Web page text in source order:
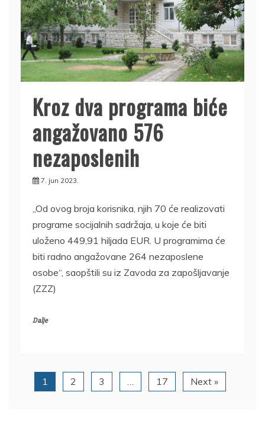
Kroz dva programa biće
angažovano 576
nezaposlenih
7. jun 2023.
„Od ovog broja korisnika, njih 70 će realizovati
programe socijalnih sadržaja, u koje će biti
uloženo 449,91 hiljada EUR. U programima će
biti radno angažovane 264 nezaposlene
osobe“, saopštili su iz Zavoda za zapošljavanje
(ZZZ)
Dalje
1 2 3 17 Next »